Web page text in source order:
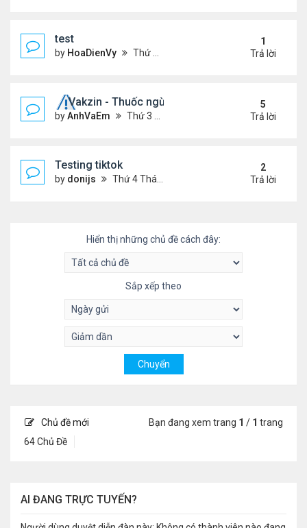
test
by HoaDienVy Thứ 4 Tháng 12 02, 2020 12:22 pm
1
Trả lời
Vakzin - Thuốc ngừa corona
byAnhVaEm Thứ 3 Tháng 1 19, 2021 3:19 am
5
Trả lời
Testing tiktok
by donijs Thứ 4 Tháng 11 11, 2020 11:23 am
2
Trả lời
Hiển thị những chủ đề cách đây:
Sắp xếp theo
Chủ đề mới
64 Chủ Đề
Bạn đang xem trang 1 / 1 trang
AI ĐANG TRỰC TUYẾN?